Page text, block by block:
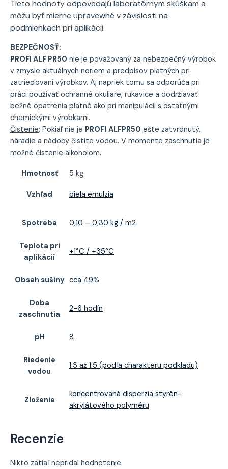
Tieto hodnoty odpovedajú laboratórnym skúškam a
môžu byť mierne upravewné v závislosti na
podmienkach pri aplikácii.
BEZPEČNOSŤ:
PROFI ALF PR50 nie je považovaný za nebezpečný výrobok
v zmysle aktuálnych noriem a predpisov platných pri
zatrieďovaní výrobkov. Aj napriek tomu sa odporúča pri
práci používať ochranné okuliare, rukavice a dodržiavať
bežné opatrenia platné ako pri manipulácii s ostatnými
chemickými výrobkami.
Čistenie: Pokiaľ nie je PROFI ALFPR50 ešte zatvrdnutý,
náradie a nádoby čistite vodou. V momente zaschnutia je
možné čistenie alkoholom.
Hmotnosť 5 kg
Vzhľad biela emulzia
Spotreba 0,10 – 0,30 kg / m2
Teplota pri
aplikácií
+1°C / +35°C
Obsah sušiny cca 49%
Doba
zaschnutia
2-6 hodín
pH 8
Riedenie
vodou
1:3 až 1:5 (podľa charakteru podkladu)
Zloženie
koncentrovaná disperzia styrén-
akrylátového polyméru
Recenzie
Nikto zatiaľ nepridal hodnotenie.